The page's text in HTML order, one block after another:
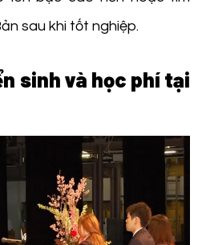
sau khi tốt nghiệp.
sinh và học phí tại